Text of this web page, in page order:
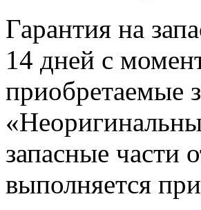
Гарантия на
14 дней с
приобретаемые
запасные части
выполняется